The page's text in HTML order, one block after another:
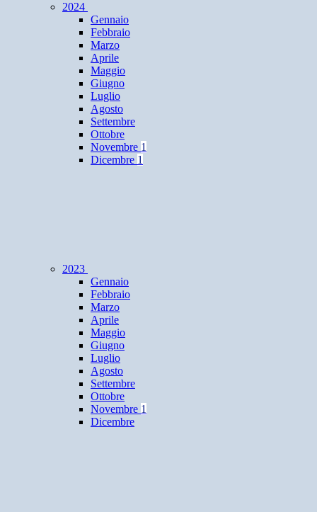
2024
Gennaio
Febbraio
Marzo
Aprile
Maggio
Giugno
Luglio
Agosto
Settembre
Ottobre
Novembre 1
Dicembre 1
2023
Gennaio
Febbraio
Marzo
Aprile
Maggio
Giugno
Luglio
Agosto
Settembre
Ottobre
Novembre 1
Dicembre